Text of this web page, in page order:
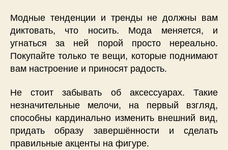
Модные тенденции и тренды не должны вам
диктовать, что носить. Мода меняется, и
угнаться за ней порой просто нереально.
Покупайте только те вещи, которые поднимают
вам настроение и приносят радость.
Не стоит забывать об аксессуарах. Такие
незначительные мелочи, на первый взгляд,
способны кардинально изменить внешний вид,
придать образу завершённости и сделать
правильные акценты на фигуре.